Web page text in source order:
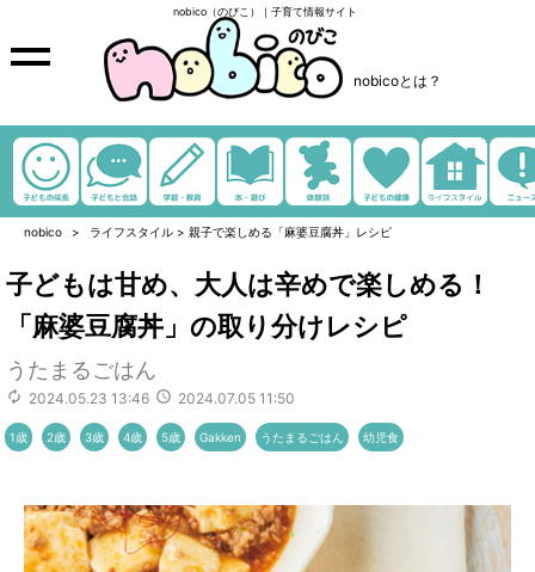
nobico（のびこ）｜子育て情報サイト
nobicoとは？
nobico ライフスタイル > 親子で楽しめる「麻婆豆腐丼」レシピ
子どもは甘め、大人は辛めで楽しめる！
「麻婆豆腐丼」の取り分けレシピ
うたまるごはん
2024.05.23 13:46 2024.07.05 11:50
1歳 2歳 3歳 4歳 5歳 Gakken うたまるごはん 幼児食